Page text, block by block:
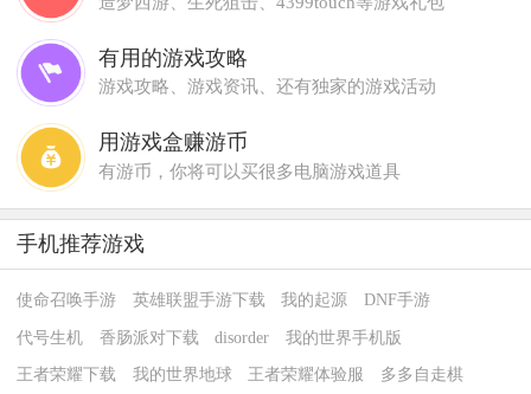
有用的游戏攻略
游戏攻略、游戏资讯、还有独家的游戏活动
用游戏盒赚游币
有游币，你将可以买很多电脑游戏道具
手机推荐游戏
使命召唤手游 英雄联盟手游下载 我的起源 DNF手游
代号生机 香肠派对下载 disorder 我的世界手机版
王者荣耀下载 我的世界地球 王者荣耀体验服 多多自走棋